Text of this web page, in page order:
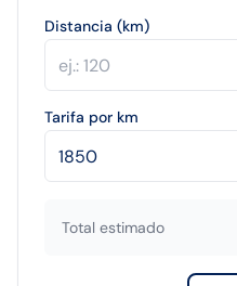
Distancia (km)
Tarifa por km
Total estimado